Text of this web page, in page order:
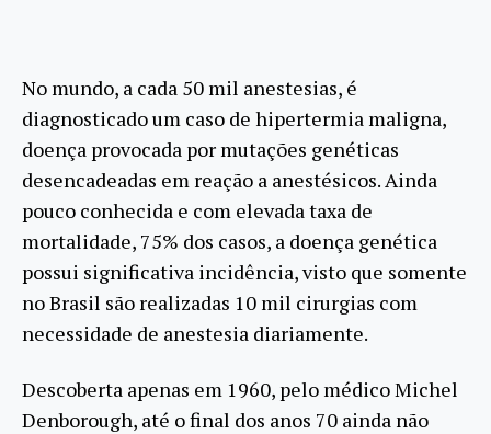
No mundo, a cada 50 mil anestesias, é
diagnosticado um caso de hipertermia maligna,
doença provocada por mutações genéticas
desencadeadas em reação a anestésicos. Ainda
pouco conhecida e com elevada taxa de
mortalidade, 75% dos casos, a doença genética
possui significativa incidência, visto que somente
no Brasil são realizadas 10 mil cirurgias com
necessidade de anestesia diariamente.
Descoberta apenas em 1960, pelo médico Michel
Denborough, até o final dos anos 70 ainda não